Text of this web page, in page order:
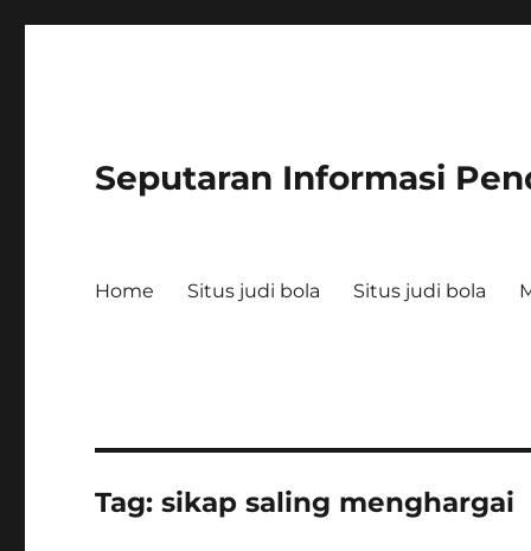
Seputaran Informasi
Home Situs judi bola Situs judi bola
Tag:sikap saling menghargai